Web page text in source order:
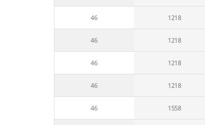
46 1218
46 1218
46 1218
46 1218
46 1558